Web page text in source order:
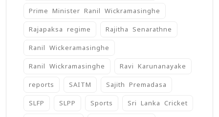
Prime Minister Ranil Wickramasinghe
Rajapaksa regime Rajitha Senarathne
Ranil Wickeramasinghe
Ranil Wickramasinghe Ravi Karunanayake
reports SAITM Sajith Premadasa
SLFP SLPP Sports Sri Lanka Cricket